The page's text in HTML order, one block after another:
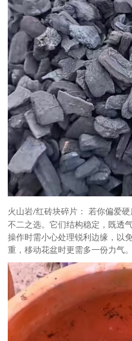
火山岩/红砖块碎片： 若你偏爱
不二之选。它们结构稳定，既透
操作时需小心处理锐利边缘，以
重，移动花盆时更需多一份力气。